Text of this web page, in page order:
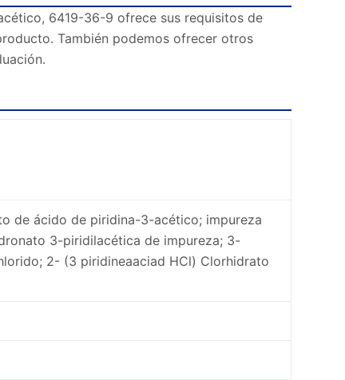
6419-36-9 ofrece sus requisitos de
También podemos ofrecer otros
de ácido de piridina-3-acético; impureza
3-piridilacética de impureza; 3-
2- (3 piridineaaciad HCl) Clorhidrato